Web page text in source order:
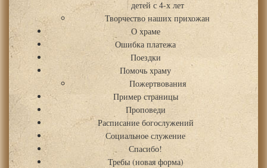
детей с 4-х лет
Творчество наших прихожан
О храме
Ошибка платежа
Поездки
Помочь храму
Пожертвования
Пример страницы
Проповеди
Расписание богослужений
Социальное служение
Спасибо!
Требы (новая форма)